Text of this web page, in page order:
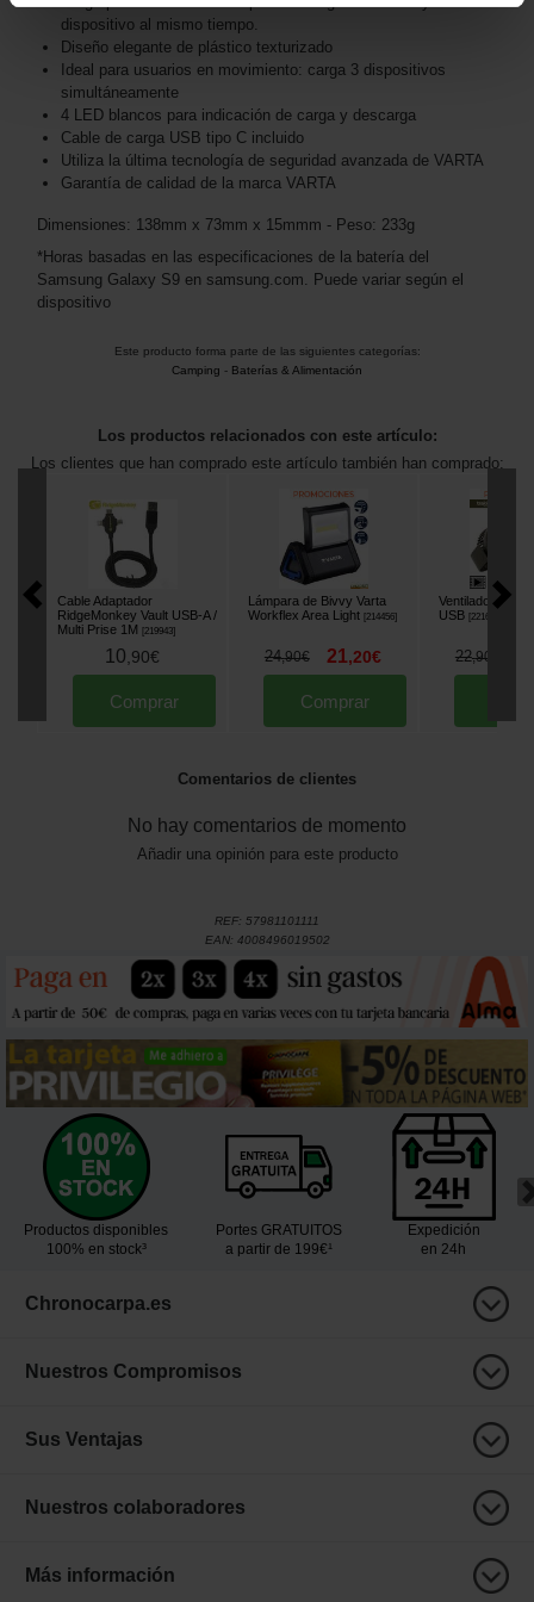
dispositivo al mismo tiempo.
Diseño elegante de plástico texturizado
Ideal para usuarios en movimiento: carga 3 dispositivos
simultáneamente
4 LED blancos para indicación de carga y descarga
Cable de carga USB tipo C incluido
Utiliza la última tecnología de seguridad avanzada de VARTA
Garantía de calidad de la marca VARTA
Dimensiones: 138mm x 73mm x 15mmm - Peso: 233g
*Horas basadas en las especificaciones de la batería del
Samsung Galaxy S9 en samsung.com. Puede variar según el
dispositivo
Este producto forma parte de las siguientes categorías:
Camping - Baterías & Alimentación
Los productos relacionados con este artículo:
Los clientes que han comprado este artículo también han comprado:
Cable Adaptador
RidgeMonkey Vault USB-A /
Multi Prise 1M
[219943]
10,90€
Comprar
Lámpara de Bivvy Varta
Workflex Area Light [214456]
24,90€ 21,20€
Comprar
Ventilador de
USB [221633
22,90
Comentarios de clientes
No hay comentarios de momento
Añadir una opinión para este producto
REF: 57981101111
EAN: 4008496019502
Productos disponibles
100% en stock³
Portes GRATUITOS
a partir de 199€¹
Expedición
en 24h
Chronocarpa.es
Nuestros Compromisos
Sus Ventajas
Nuestros colaboradores
Más información